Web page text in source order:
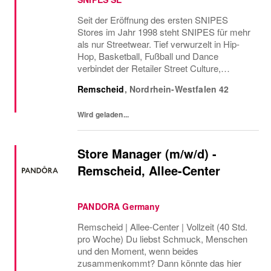
Seit der Eröffnung des ersten SNIPES
Stores im Jahr 1998 steht SNIPES für mehr
als nur Streetwear. Tief verwurzelt in Hip-
Hop, Basketball, Fußball und Dance
verbindet der Retailer Street Culture,
Stores in Europa und den USA sowie dem
Remscheid, Nordrhein-Westfalen 42
Wird geladen...
Store Manager (m/w/d) -
Remscheid, Allee-Center
PANDORA Germany
Remscheid | Allee-Center | Vollzeit (40 Std.
pro Woche) Du liebst Schmuck, Menschen
und den Moment, wenn beides
zusammenkommt? Dann könnte das hier